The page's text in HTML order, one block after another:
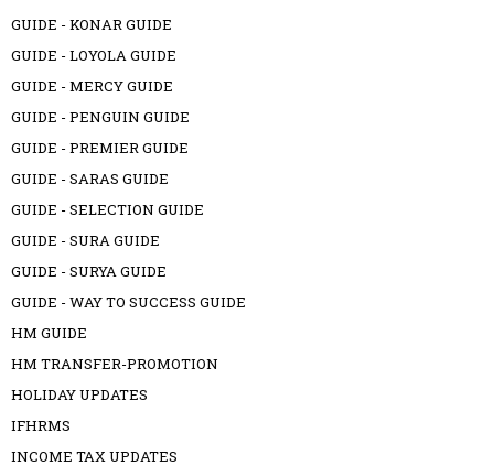
GUIDE - KONAR GUIDE
GUIDE - LOYOLA GUIDE
GUIDE - MERCY GUIDE
GUIDE - PENGUIN GUIDE
GUIDE - PREMIER GUIDE
GUIDE - SARAS GUIDE
GUIDE - SELECTION GUIDE
GUIDE - SURA GUIDE
GUIDE - SURYA GUIDE
GUIDE - WAY TO SUCCESS GUIDE
HM GUIDE
HM TRANSFER-PROMOTION
HOLIDAY UPDATES
IFHRMS
INCOME TAX UPDATES